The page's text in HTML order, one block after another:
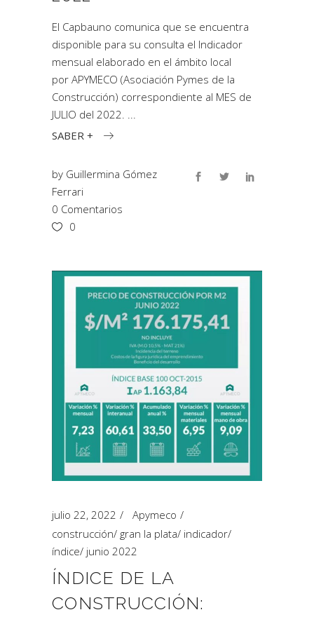
El Capbauno comunica que se encuentra
disponible para su consulta el Indicador
mensual elaborado en el ámbito local
por APYMECO (Asociación Pymes de la
Construcción) correspondiente al MES de
JULIO del 2022.
SABER +
by Guillermina Gómez
Ferrari
0 Comentarios
0
julio 22, 2022
Apymeco
construcción/ gran la plata/ indicador/
índice/ junio 2022
ÍNDICE DE LA
CONSTRUCCIÓN: